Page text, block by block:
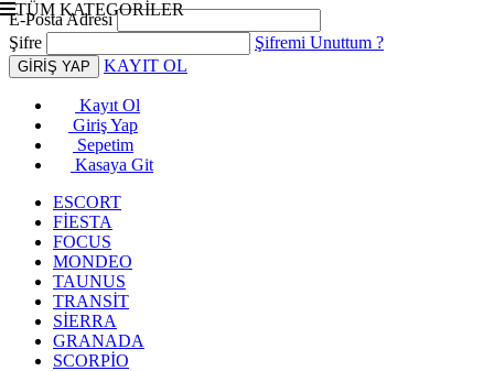
E-Posta Adresi
Şifre
Şifremi Unuttum ?
KAYIT OL
Kayıt Ol
Giriş Yap
Sepetim
Kasaya Git
ESCORT
FİESTA
FOCUS
MONDEO
TAUNUS
TRANSİT
SİERRA
GRANADA
SCORPİO
TÜM KATEGORİLER